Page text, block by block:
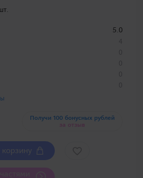
5.0
4
0
0
0
0
Получи 100 бонусных рублей
за отзыв